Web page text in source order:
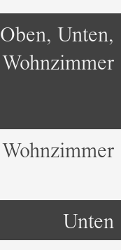
Oben, Unten,
Wohnzimmer
Wohnzimmer
Unten